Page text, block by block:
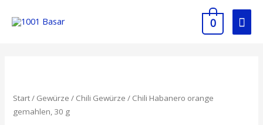
0
Start/ Gewürze / Chili Gewürze / Chili Habanero orange
gemahlen, 30 g